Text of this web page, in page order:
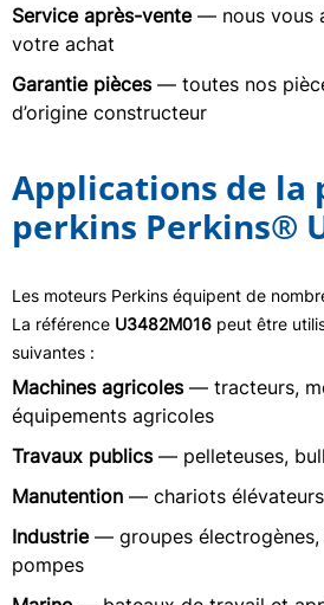
Service après-vente— nous vous
votre achat
Garantie pièces— toutes nos
d’origine constructeur
Applications de la
perkins Perkins®
Les moteurs Perkins équipent de
La référence U3482M016 peut être
suivantes :
Machines agricoles— tracteurs,
équipements agricoles
Travaux publics— pelleteuses,
Manutention — chariots
Industrie— groupes électrogènes,
pompes